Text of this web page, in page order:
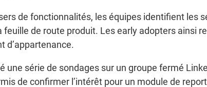
de fonctionnalités, les équipes identifient les
de route produit. Les early adopters ainsi
d’appartenance.
une série de sondages sur un groupe fermé
de confirmer l’intérêt pour un module de